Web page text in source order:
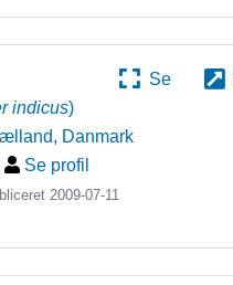
Se
indicus)
, Danmark
Se profil
2009-07-11